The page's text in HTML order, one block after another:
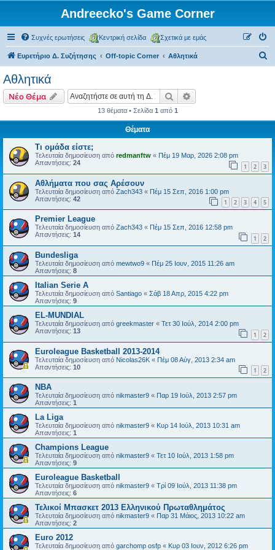
Andreecko's Game Corner
Συχνές ερωτήσεις Κεντρική σελίδα Σχετικά με εμάς
Ευρετήριο Δ. Συζήτησης Off-topic Corner Αθλητικά
η
Αθλητικά
Νέο Θέμα Αναζήτηση
13 θέματα • Σελίδα 1 από 1
Θέματα
Τι ομάδα είστε;
Τελευταία δημοσίευση από redmanftw « Πέμ 19 Μαρ, 2026 2:08 pm
Απαντήσεις: 24 1 2 3
Αθλήματα που σας Αρέσουν
Τελευταία δημοσίευση από Zach343 « Πέμ 15 Σεπ, 2016 1:00 pm
Απαντήσεις: 42 1 2 3 4 5
Premier League
Τελευταία δημοσίευση από Zach343 « Πέμ 15 Σεπ, 2016 12:58 pm
Απαντήσεις: 14 1 2
Βundesliga
Τελευταία δημοσίευση από mewtwo9 « Πέμ 25 Ιουν, 2015 11:26 am
Απαντήσεις: 8
Italian Serie A
Τελευταία δημοσίευση από Santiago « Σάβ 18 Απρ, 2015 4:22 pm
Απαντήσεις: 9
EL-MUNDIAL
Τελευταία δημοσίευση από greekmaster « Τετ 30 Ιούλ, 2014 2:00 pm
Απαντήσεις: 13 1 2
Euroleague Basketball 2013-2014
Τελευταία δημοσίευση από Nicolas26K « Πέμ 08 Αύγ, 2013 2:34 am
Απαντήσεις: 10 1 2
ΝΒΑ
Τελευταία δημοσίευση από nikmaster9 « Παρ 19 Ιούλ, 2013 2:57 pm
Απαντήσεις: 1
La Liga
Τελευταία δημοσίευση από nikmaster9 « Κυρ 14 Ιούλ, 2013 10:31 am
Απαντήσεις: 1
Champions League
Τελευταία δημοσίευση από nikmaster9 « Τετ 10 Ιούλ, 2013 1:58 pm
Απαντήσεις: 9
Euroleague Basketball
Τελευταία δημοσίευση από nikmaster9 « Τρί 09 Ιούλ, 2013 11:38 pm
Απαντήσεις: 6
Τελικοί Μπασκετ 2013 Ελληνικού Πρωταθλημάτος
Τελευταία δημοσίευση από nikmaster9 « Παρ 31 Μάιος, 2013 10:22 am
Απαντήσεις: 2
Euro 2012
Τελευταία δημοσίευση από garchomp osfp « Κυρ 03 Ιουν, 2012 6:26 pm